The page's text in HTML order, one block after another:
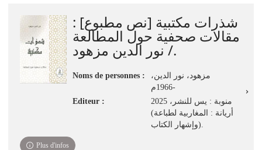
شذرات مكتبية [نص مطبوع] :
مقالات صحفية حول المطالعة
/ نور الدين مزهود.
Noms de personnes :
مزهود، نور الدين،
1966م-
Editeur :
منوبة : يس للنشر، 2025
(أريانة : ‏‏المغاربية لطباعة
وإشهار الكتاب).
Plus d'infos